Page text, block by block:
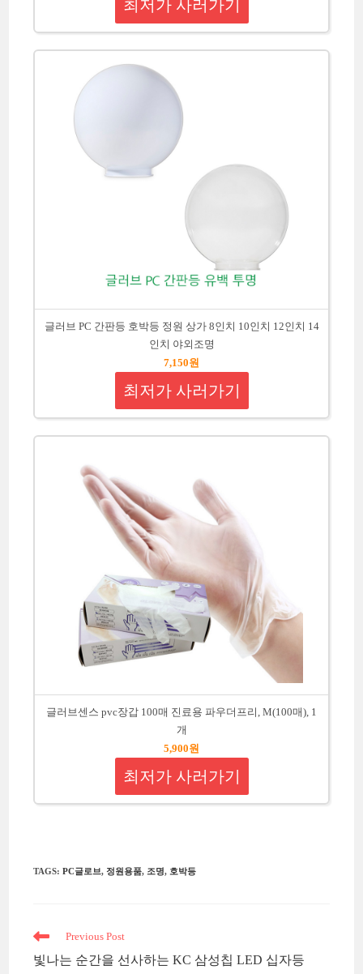
최저가 사러가기
글러브 PC 간판등 호박등 정원 상가 8인치 10인치 12인치 14
인치 야외조명
7,150원
최저가 사러가기
글러브센스 pvc장갑 100매 진료용 파우더프리, M(100매), 1
개
5,900원
최저가 사러가기
TAGS:PC글로브, 정원용품, 조명, 호박등
Read
articles
Previous Post
빛나는 순간을 선사하는 KC 삼성칩 LED 십자등